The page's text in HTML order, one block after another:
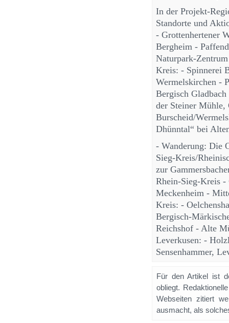
In der Projekt-
Standorte und
- ‎Grottenhertener
Bergheim -
‎Naturpark-
Kreis: - ‎Spinnerei
Wermelskirchen -
Bergisch
der Steiner Mühle,
Burscheid/
Dhünntal“ bei
‎- Wanderung: Die
Sieg-Kreis/
zur
Rhein-Sieg-Kreis
Meckenheim -
Kreis: -
‎Bergisch-
Reichshof - ‎Alte
Leverkusen: -
Sensenhammer,
Für den Artikel ist
obliegt.
Webseiten zitiert
ausmacht, als